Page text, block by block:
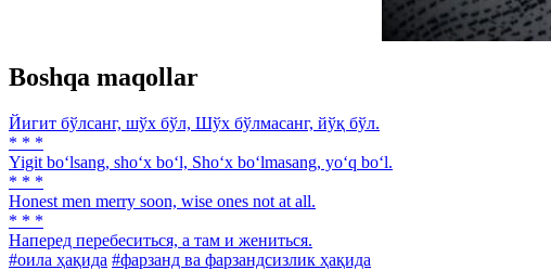
Boshqa maqollar
Йигит бўлсанг, шўх бўл, Шўх бўлмасанг, йўқ бўл.
* * *
Yigit bo‘lsang, sho‘x bo‘l, Sho‘x bo‘lmasang, yo‘q bo‘l.
* * *
Honest men merry soon, wise ones not at all.
* * *
Наперед перебеситься, а там и жениться.
#оила ҳақида #фарзанд ва фарзандсизлик ҳақида